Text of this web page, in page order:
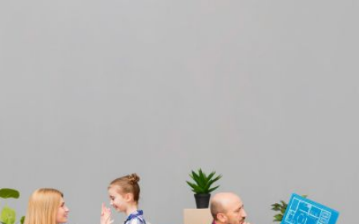
newsletter
Rémunération